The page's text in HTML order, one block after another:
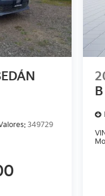
349729
B